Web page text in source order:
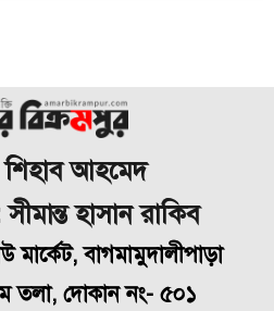
আহমেদ
হাসান রাকিব
মার্কেট, বাগমামুদালীপাড়া
তলা, দোকান নং- ৫০১